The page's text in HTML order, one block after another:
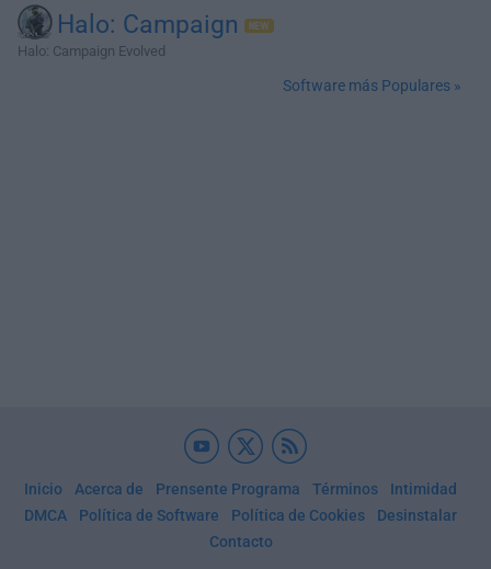
Halo: Campaign
Halo: Campaign Evolved
Software más Populares »
Inicio Acerca de Prensente Programa Términos
Intimidad
DMCA
Política de Software Política de Cookies
Desinstalar
Contacto